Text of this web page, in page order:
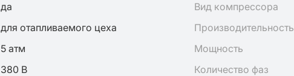
да Вид компрессора
для отапливаемого цеха Производительность
5 атм Мощность
380 В Количество фаз